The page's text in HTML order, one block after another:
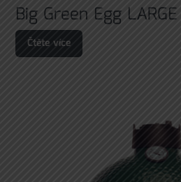
Big Green Egg LARGE
Čtěte více